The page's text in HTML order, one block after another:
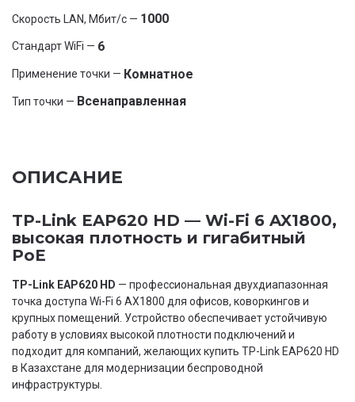
Скорость LAN, Мбит/с — 1000
Стандарт WiFi — 6
Применение точки — Комнатное
Тип точки — Всенаправленная
ОПИСАНИЕ
TP-Link EAP620 HD — Wi-Fi 6 AX1800,
высокая плотность и гигабитный
PoE
TP-Link EAP620 HD — профессиональная двухдиапазонная
точка доступа Wi-Fi 6 AX1800 для офисов, коворкингов и
крупных помещений. Устройство обеспечивает устойчивую
работу в условиях высокой плотности подключений и
подходит для компаний, желающих купить TP-Link EAP620 HD
в Казахстане для модернизации беспроводной
инфраструктуры.